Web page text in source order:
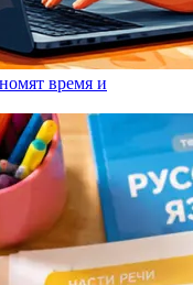
время и